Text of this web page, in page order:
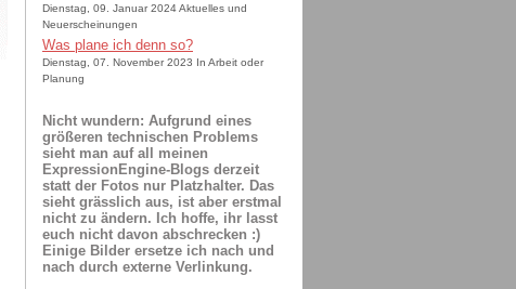
Dienstag, 09. Januar 2024 Aktuelles und
Neuerscheinungen
Was plane ich denn so?
Dienstag, 07. November 2023 In Arbeit oder
Planung
Nicht wundern: Aufgrund eines
größeren technischen Problems
sieht man auf all meinen
ExpressionEngine-Blogs derzeit
statt der Fotos nur Platzhalter. Das
sieht grässlich aus, ist aber erstmal
nicht zu ändern. Ich hoffe, ihr lasst
euch nicht davon abschrecken :)
Einige Bilder ersetze ich nach und
nach durch externe Verlinkung.